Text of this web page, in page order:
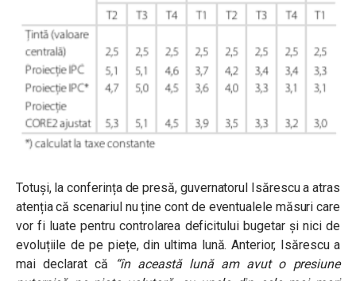
Totuși, la conferința de presă, guvernatorul Isărescu a atras
atenția că scenariul nu ține cont de eventualele măsuri care
vor fi luate pentru controlarea deficitului bugetar și nici de
evoluțiile de pe piețe, din ultima lună. Anterior, Isărescu a
mai declarat că
“în această lună am avut o presiune